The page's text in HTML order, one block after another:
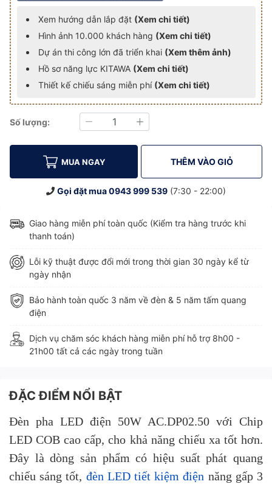
Xem hướng dẫn lắp đặt (Xem chi tiết)
Hình ảnh 10.000 khách hàng (Xem chi tiết)
Dự án thi công lớn đã triển khai (Xem thêm ảnh)
Hồ sơ năng lực KITAWA (Xem chi tiết)
Thiết kế chiếu sáng miễn phí (Xem chi tiết)
Số lượng:
Giảm Tăng
MUA NGAY THÊM VÀO GIỎ
Gọi đặt mua0943 999 539 (7:30 - 22:00)
Giao hàng miễn phí toàn quốc (Kiểm tra hàng trước khi
thanh toán)
Lỗi kỹ thuật được đổi mới trong thời gian 30 ngày kể từ
ngày nhận
Bảo hành toàn quốc 3 năm về đèn & 5 năm tấm quang
điện
Dịch vụ chăm sóc khách hàng miễn phí hỗ trợ 8h00 -
21h00 tất cả các ngày trong tuần
ĐẶC ĐIỂM NỔI BẬT
Đèn pha LED điện 50W AC.DP02.50 với Chip
LED COB cao cấp, cho khả năng chiếu xa tốt hơn.
Đây là dòng sản phẩm có hiệu suất phát quang
chiếu sáng tốt, đèn LED tiết kiệm điện năng gấp 3